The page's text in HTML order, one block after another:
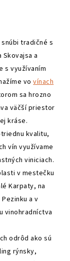
tradičné s
a
s využívaním
vovínach
sa hrozno
väčší priestor
kráse.
kvalitu,
vín využívame
viniciach.
v mestečku
Karpaty, na
a v
vinohradníctva
odrôd ako sú
rýnsky,